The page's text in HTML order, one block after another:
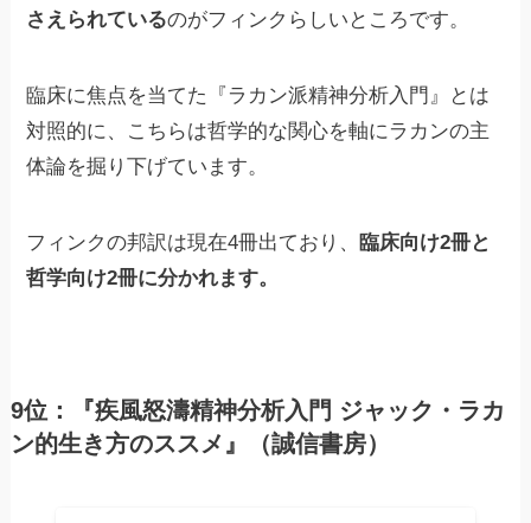
さえられているのがフィンクらしいところです。
臨床に焦点を当てた『ラカン派精神分析入門』とは
対照的に、こちらは哲学的な関心を軸にラカンの主
体論を掘り下げています。
フィンクの邦訳は現在4冊出ており、 臨床向け2冊と
哲学向け2冊に分かれます。
9位：『疾風怒濤精神分析入門 ジャック・ラカ
ン的生き方のススメ』（誠信書房）